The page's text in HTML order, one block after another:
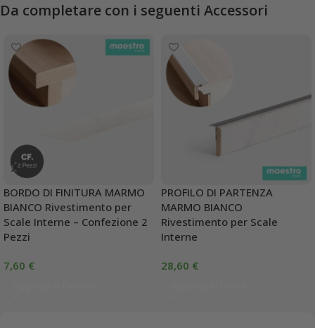
Da completare con i seguenti Accessori
BORDO DI FINITURA MARMO
BIANCO Rivestimento per
Scale Interne – Confezione 2
Pezzi
7,60 €
PROFILO DI PARTENZA
MARMO BIANCO
Rivestimento per Scale
Interne
28,60 €